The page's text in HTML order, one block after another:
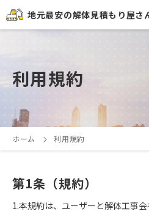
地元最安の解体見積もり屋さ
利用規約
ホーム 利用規約
第1条（規約）
1.本規約は、ユーザーと解体工事